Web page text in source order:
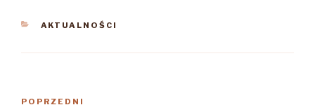
KATEGORIE
AKTUALNOŚCI
Poprzedni
POPRZEDNI